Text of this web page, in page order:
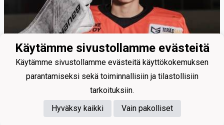
Käytämme sivustollamme evästeitä
Käytämme sivustollamme evästeitä käyttökokemuksen
parantamiseksi sekä toiminnallisiin ja tilastollisiin
tarkoituksiin.
Hyväksy kaikki
Vain pakolliset